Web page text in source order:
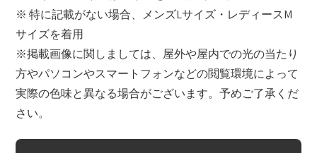
※ 特に記載がない場合、メンズLサイズ・レディースM
サイズを着用
※掲載画像に関しましては、屋外や屋内での光の当たり
方やパソコンやスマートフォンなどの閲覧環境によって
実際の色味と異なる場合がございます。予めご了承くだ
さい。